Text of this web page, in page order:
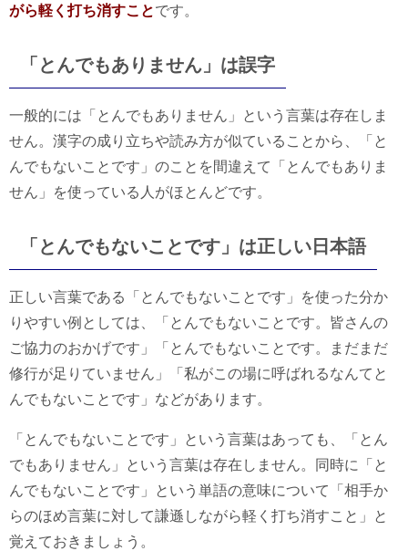
がら軽く打ち消すことです。
「とんでもありません」は誤字
一般的には「とんでもありません」という言葉は存在しま
せん。漢字の成り立ちや読み方が似ていることから、「と
んでもないことです」のことを間違えて「とんでもありま
せん」を使っている人がほとんどです。
「とんでもないことです」は正しい日本語
正しい言葉である「とんでもないことです」を使った分か
りやすい例としては、「とんでもないことです。皆さんの
ご協力のおかげです」「とんでもないことです。まだまだ
修行が足りていません」「私がこの場に呼ばれるなんてと
んでもないことです」などがあります。
「とんでもないことです」という言葉はあっても、「とん
でもありません」という言葉は存在しません。同時に「と
んでもないことです」という単語の意味について「相手か
らのほめ言葉に対して謙遜しながら軽く打ち消すこと」と
覚えておきましょう。